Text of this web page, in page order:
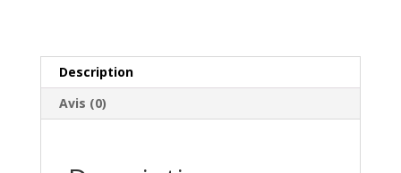
Description
Avis (0)